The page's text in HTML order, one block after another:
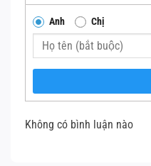
Anh Chị
Không có bình luận nào